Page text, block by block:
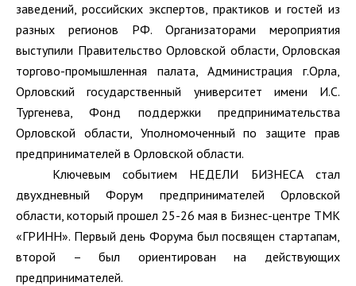
заведений, российских экспертов, практиков и гостей из
разных регионов РФ. Организаторами мероприятия
выступили Правительство Орловской области, Орловская
торгово-промышленная палата, Администрация г.Орла,
Орловский государственный университет имени И.С.
Тургенева, Фонд поддержки предпринимательства
Орловской области, Уполномоченный по защите прав
предпринимателей в Орловской области.
Ключевым событием НЕДЕЛИ БИЗНЕСА стал
двухдневный Форум предпринимателей Орловской
области, который прошел 25-26 мая в Бизнес-центре ТМК
«ГРИНН». Первый день Форума был посвящен стартапам,
второй – был ориентирован на действующих
предпринимателей.